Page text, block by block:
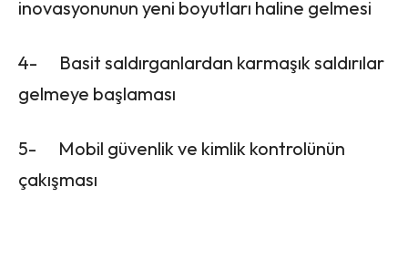
inovasyonunun yeni boyutları haline gelmesi
4- Basit saldırganlardan karmaşık saldırılar
gelmeye başlaması
5- Mobil güvenlik ve kimlik kontrolünün
çakışması